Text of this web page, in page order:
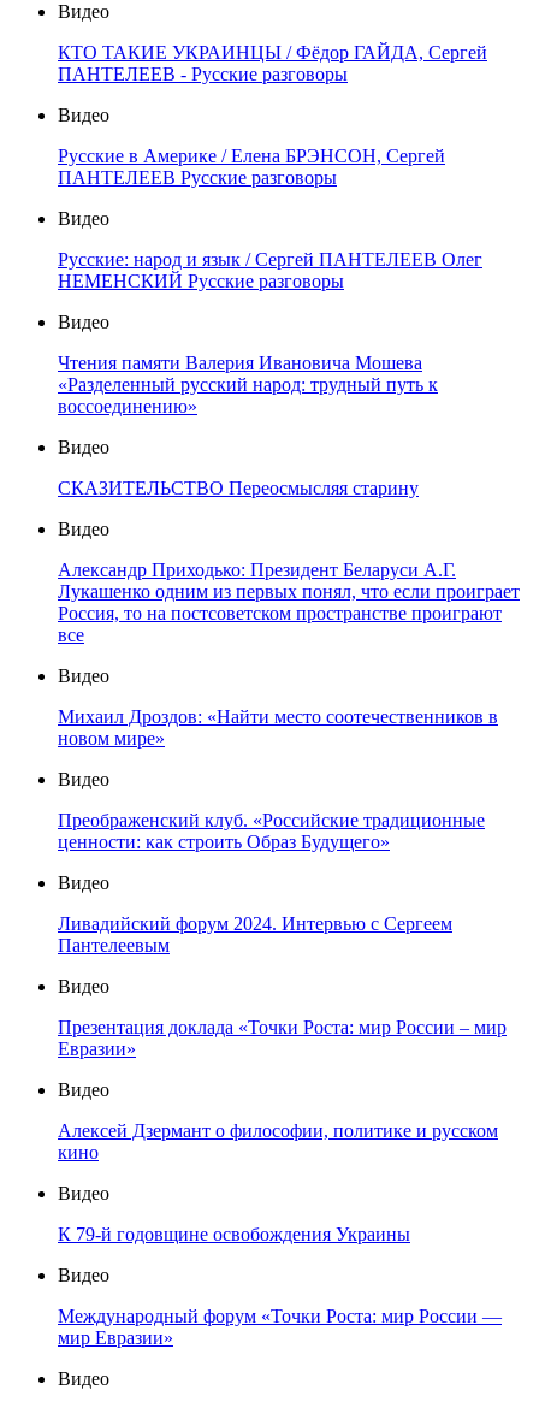
Видео
КТО ТАКИЕ УКРАИНЦЫ / Фёдор ГАЙДА, Сергей
ПАНТЕЛЕЕВ - Русские разговоры
Видео
Русские в Америке / Елена БРЭНСОН, Сергей
ПАНТЕЛЕЕВ Русские разговоры
Видео
Русские: народ и язык / Сергей ПАНТЕЛЕЕВ Олег
НЕМЕНСКИЙ Русские разговоры
Видео
Чтения памяти Валерия Ивановича Мошева
«Разделенный русский народ: трудный путь к
воссоединению»
Видео
СКАЗИТЕЛЬСТВО Переосмысляя старину
Видео
Александр Приходько: Президент Беларуси А.Г.
Лукашенко одним из первых понял, что если проиграет
Россия, то на постсоветском пространстве проиграют
все
Видео
Михаил Дроздов: «Найти место соотечественников в
новом мире»
Видео
Преображенский клуб. «Российские традиционные
ценности: как строить Образ Будущего»
Видео
Ливадийский форум 2024. Интервью с Сергеем
Пантелеевым
Видео
Презентация доклада «Точки Роста: мир России – мир
Евразии»
Видео
Алексей Дзермант о философии, политике и русском
кино
Видео
К 79-й годовщине освобождения Украины
Видео
Международный форум «Точки Роста: мир России —
мир Евразии»
Видео